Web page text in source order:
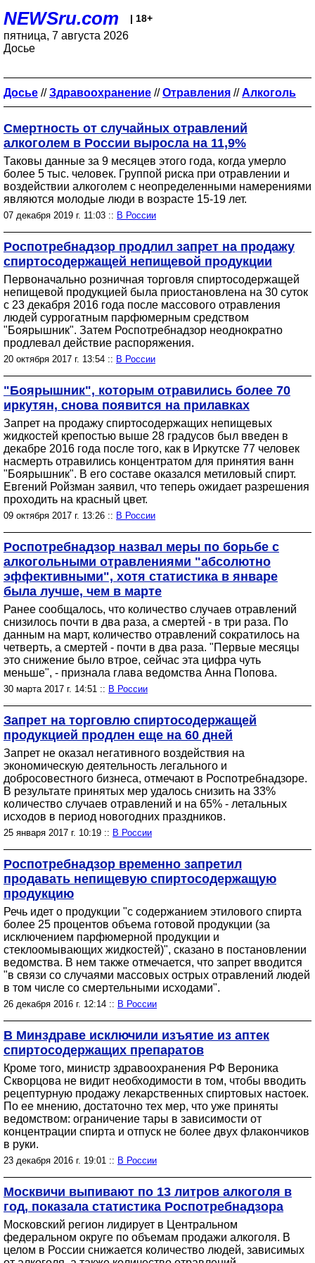
NEWSru.com | 18+
пятница, 7 августа 2026
Досье
Досье //Здравоохранение //Отравления //Алкоголь
Смертность от случайных отравлений
алкоголем в России выросла на 11,9%
Таковы данные за 9 месяцев этого года, когда умерло
более 5 тыс. человек. Группой риска при отравлении и
воздействии алкоголем с неопределенными намерениями
являются молодые люди в возрасте 15-19 лет.
07 декабря 2019 г. 11:03 :: В России
Роспотребнадзор продлил запрет на продажу
спиртосодержащей непищевой продукции
Первоначально розничная торговля спиртосодержащей
непищевой продукцией была приостановлена на 30 суток
с 23 декабря 2016 года после массового отравления
людей суррогатным парфюмерным средством
"Боярышник". Затем Роспотребнадзор неоднократно
продлевал действие распоряжения.
20 октября 2017 г. 13:54 :: В России
"Боярышник", которым отравились более 70
иркутян, снова появится на прилавках
Запрет на продажу спиртосодержащих непищевых
жидкостей крепостью выше 28 градусов был введен в
декабре 2016 года после того, как в Иркутске 77 человек
насмерть отравились концентратом для принятия ванн
"Боярышник". В его составе оказался метиловый спирт.
Евгений Ройзман заявил, что теперь ожидает разрешения
проходить на красный цвет.
09 октября 2017 г. 13:26 :: В России
Роспотребнадзор назвал меры по борьбе с
алкогольными отравлениями "абсолютно
эффективными", хотя статистика в январе
была лучше, чем в марте
Ранее сообщалось, что количество случаев отравлений
снизилось почти в два раза, а смертей - в три раза. По
данным на март, количество отравлений сократилось на
четверть, а смертей - почти в два раза. "Первые месяцы
это снижение было втрое, сейчас эта цифра чуть
меньше", - признала глава ведомства Анна Попова.
30 марта 2017 г. 14:51 :: В России
Запрет на торговлю спиртосодержащей
продукцией продлен еще на 60 дней
Запрет не оказал негативного воздействия на
экономическую деятельность легального и
добросовестного бизнеса, отмечают в Роспотребнадзоре.
В результате принятых мер удалось снизить на 33%
количество случаев отравлений и на 65% - летальных
исходов в период новогодних праздников.
25 января 2017 г. 10:19 :: В России
Роспотребнадзор временно запретил
продавать непищевую спиртосодержащую
продукцию
Речь идет о продукции "с содержанием этилового спирта
более 25 процентов объема готовой продукции (за
исключением парфюмерной продукции и
стеклоомывающих жидкостей)", сказано в постановлении
ведомства. В нем также отмечается, что запрет вводится
"в связи со случаями массовых острых отравлений людей
в том числе со смертельными исходами".
26 декабря 2016 г. 12:14 :: В России
В Минздраве исключили изъятие из аптек
спиртосодержащих препаратов
Кроме того, министр здравоохранения РФ Вероника
Скворцова не видит необходимости в том, чтобы вводить
рецептурную продажу лекарственных спиртовых настоек.
По ее мнению, достаточно тех мер, что уже приняты
ведомством: ограничение тары в зависимости от
концентрации спирта и отпуск не более двух флакончиков
в руки.
23 декабря 2016 г. 19:01 :: В России
Москвичи выпивают по 13 литров алкоголя в
год, показала статистика Роспотребнадзора
Московский регион лидирует в Центральном
федеральном округе по объемам продажи алкоголя. В
целом в России снижается количество людей, зависимых